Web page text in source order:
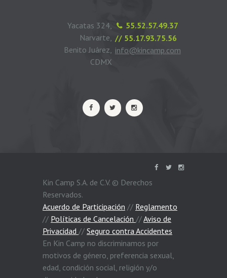
55.52.57.49.37
// 55.17.93.75.56
info@kincamp.com
Yacatas 324,
Narvarte,
Benito Juárez,
CDMX
Kin Camp S.A. de C.V. © Derechos
Reservados.
Acuerdo de Participación // Reglamento
// Políticas de Cancelación //Aviso de
Privacidad // Seguro contra Accidentes
En Kin Camp no discriminamos por
motivos de género, preferencia sexual,
edad, condición social, religión y/o